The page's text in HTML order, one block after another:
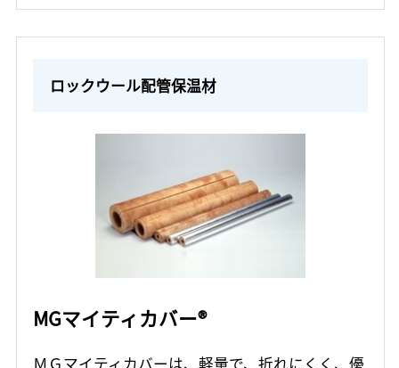
ロックウール配管保温材
MGマイティカバー®
ＭＧマイティカバーは、軽量で、折れにくく、優